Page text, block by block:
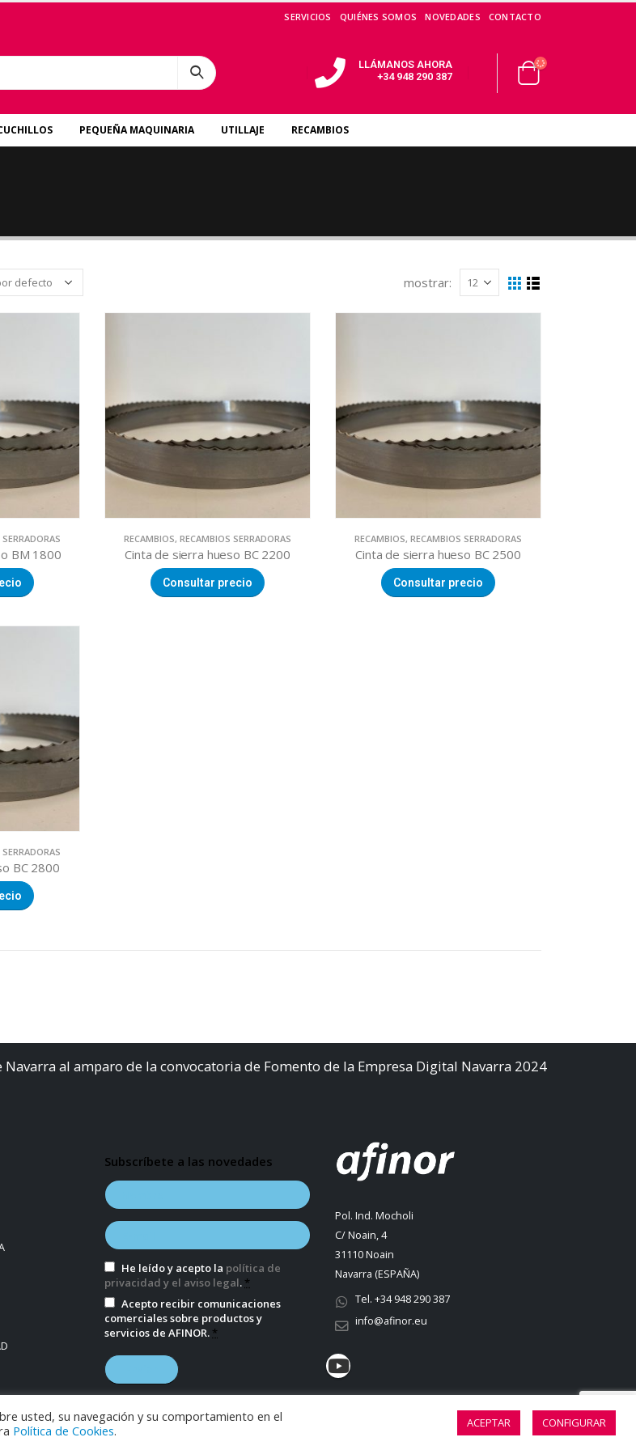
SERVICIOS QUIÉNES SOMOS NOVEDADES CONTACTO
LLÁMANOS AHORA
+34 948 290 387
PEQUEÑA MAQUINARIA UTILLAJE RECAMBIOS
mostrar:
BM 1800
RECAMBIOS, RECAMBIOS SERRADORAS
Cinta de sierra hueso BC 2200
Consultar precio
RECAMBIOS, RECAMBIOS SERRADORAS
Cinta de sierra hueso BC 2500
Consultar precio
BC 2800
al amparo de la convocatoria de Fomento de la Empresa Digital Navarra 2024
Subscríbete a las novedades
He leído y acepto la política de
privacidad y el aviso legal. *
Acepto recibir comunicaciones
comerciales sobre productos y
servicios de AFINOR. *
Pol. Ind. Mocholi
C/ Noain, 4
31110 Noain
Navarra (ESPAÑA)
Tel. +34 948 290 387
info@afinor.eu
usted, su navegación y su comportamiento en el
Política de Cookies. ACEPTAR CONFIGURAR